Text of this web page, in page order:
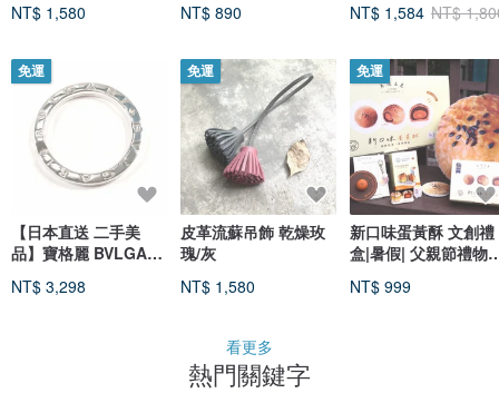
NT$ 1,580
免運
【日本直送 二手美
品】寶格麗 BVLGARI
銀 已拋光
NT$ 3,298
NT$ 890
免運
皮革流蘇吊飾 乾燥玫
瑰/灰
NT$ 1,580
製牛皮
NT$ 1,584 NT$
免運
新口味蛋黃酥 文創禮
盒|暑假| 父親節禮物|
NT$ 999
看更多
熱門關鍵字